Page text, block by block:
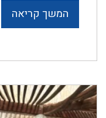
המשך קריאה